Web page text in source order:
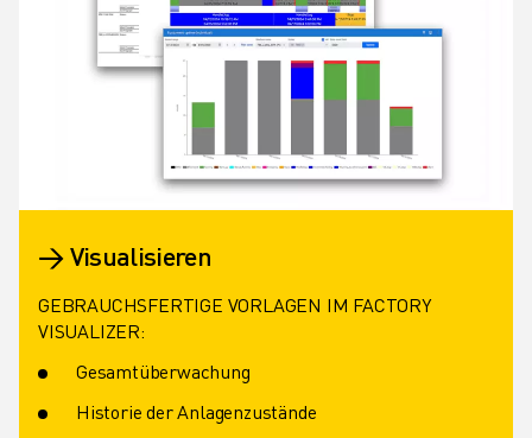
→ Visualisieren
GEBRAUCHSFERTIGE VORLAGEN IM FACTORY
VISUALIZER:
Gesamtüberwachung
Historie der Anlagenzustände